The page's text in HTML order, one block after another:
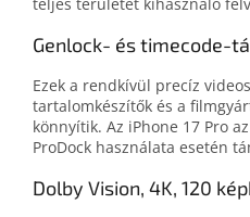
Genlock- és timecode-
Ezek a rendkívül precíz
tartalom­készítők és a
könnyítik. Az iPhone 17 Pro
ProDock használata esetén
Dolby Vision, 4K, 120